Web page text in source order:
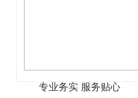
专业务实 服务贴心